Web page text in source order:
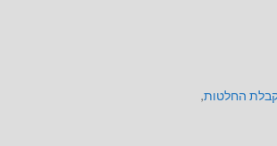
החלטות,